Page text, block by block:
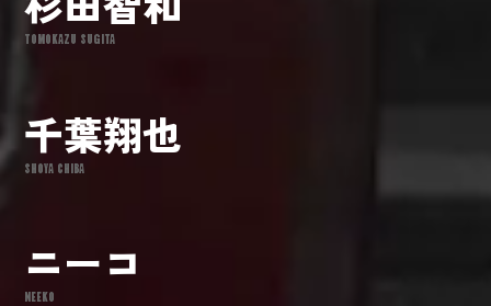
TOMOKAZU SUGITA
千葉翔也
SHOYA CHIBA
ニーコ
NEEKO